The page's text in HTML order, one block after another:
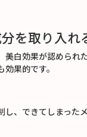
を取り入れ
美白効果が認められ
果的です。
し、できてしまった